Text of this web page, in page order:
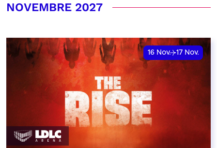
NOVEMBRE 2027
16 Nov. 17 Nov.